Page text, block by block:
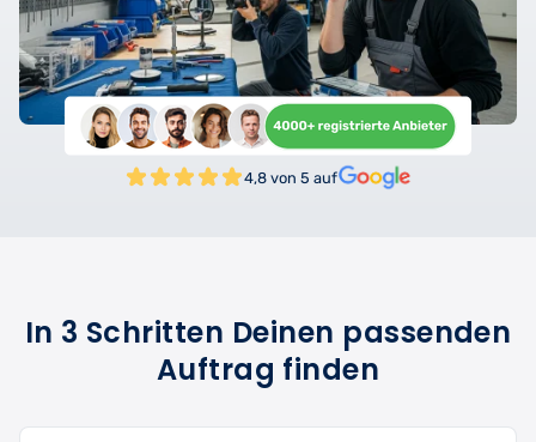
4,8 von 5 auf
In 3 Schritten Deinen passenden
Auftrag finden